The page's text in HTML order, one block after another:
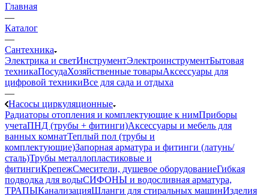
Главная
—
Каталог
—
Сантехника
Электрика и светИнструментЭлектроинструментБытовая
техникаПосудаХозяйственные товарыАксессуары для
цифровой техникиВсе для сада и отдыха
—
Насосы циркуляционные
Радиаторы отопления и комплектующие к нимПриборы
учетаПНД (трубы + фитинги)Аксессуары и мебель для
ванных комнатТеплый пол (трубы и
комплектующие)Запорная арматура и фитинги (латунь/
сталь)Трубы металлопластиковые и
фитингиКрепежСмесители, душевое оборудованиеГибкая
подводка для водыСИФОНЫ и водосливная арматура,
ТРАПЫКанализацияШланги для стиральных машинИзделия